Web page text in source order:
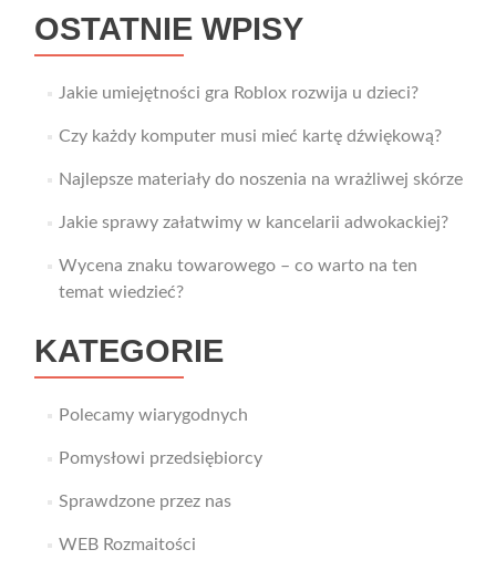
OSTATNIE WPISY
Jakie umiejętności gra Roblox rozwija u dzieci?
Czy każdy komputer musi mieć kartę dźwiękową?
Najlepsze materiały do noszenia na wrażliwej skórze
Jakie sprawy załatwimy w kancelarii adwokackiej?
Wycena znaku towarowego – co warto na ten
temat wiedzieć?
KATEGORIE
Polecamy wiarygodnych
Pomysłowi przedsiębiorcy
Sprawdzone przez nas
WEB Rozmaitości